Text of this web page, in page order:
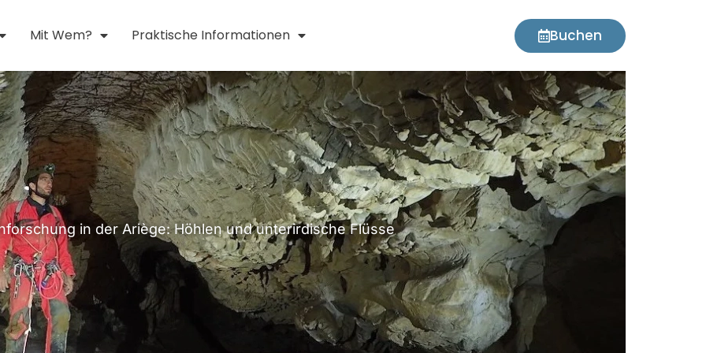
Mit Wem? Praktische Informationen Buchen
in der Ariège: Höhlen und unterirdische Flüsse